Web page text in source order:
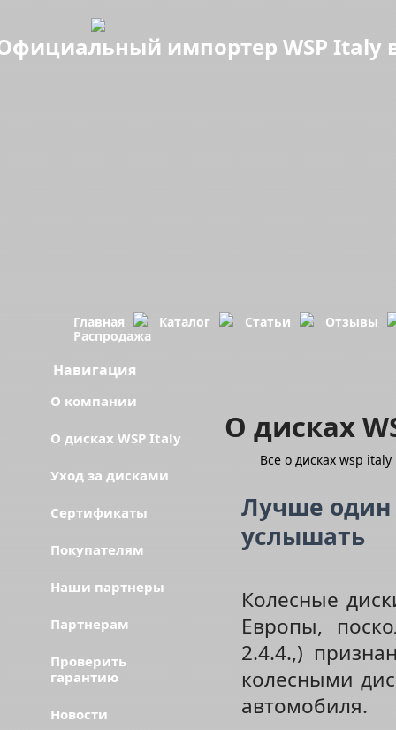
импортер WSP Italy
Главная Каталог Статьи
Отзывы
Распродажа
О дисках
Все о дисках wsp italy
Лучше один
услышать
Колесные
Европы,
2.4.4.,)
колесными
автомобиля.
Навигация
О компании
О дисках WSP Italy
Уход за дисками
Сертификаты
Покупателям
Наши партнеры
Партнерам
Проверить
гарантию
Новости